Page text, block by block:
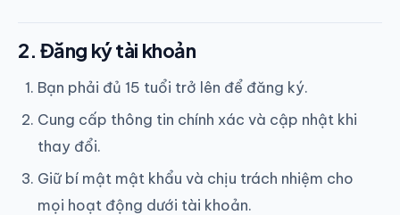
2. Đăng ký tài khoản
Bạn phải đủ 15 tuổi trở lên để đăng ký.
Cung cấp thông tin chính xác và cập nhật khi
thay đổi.
Giữ bí mật mật khẩu và chịu trách nhiệm cho
mọi hoạt động dưới tài khoản.